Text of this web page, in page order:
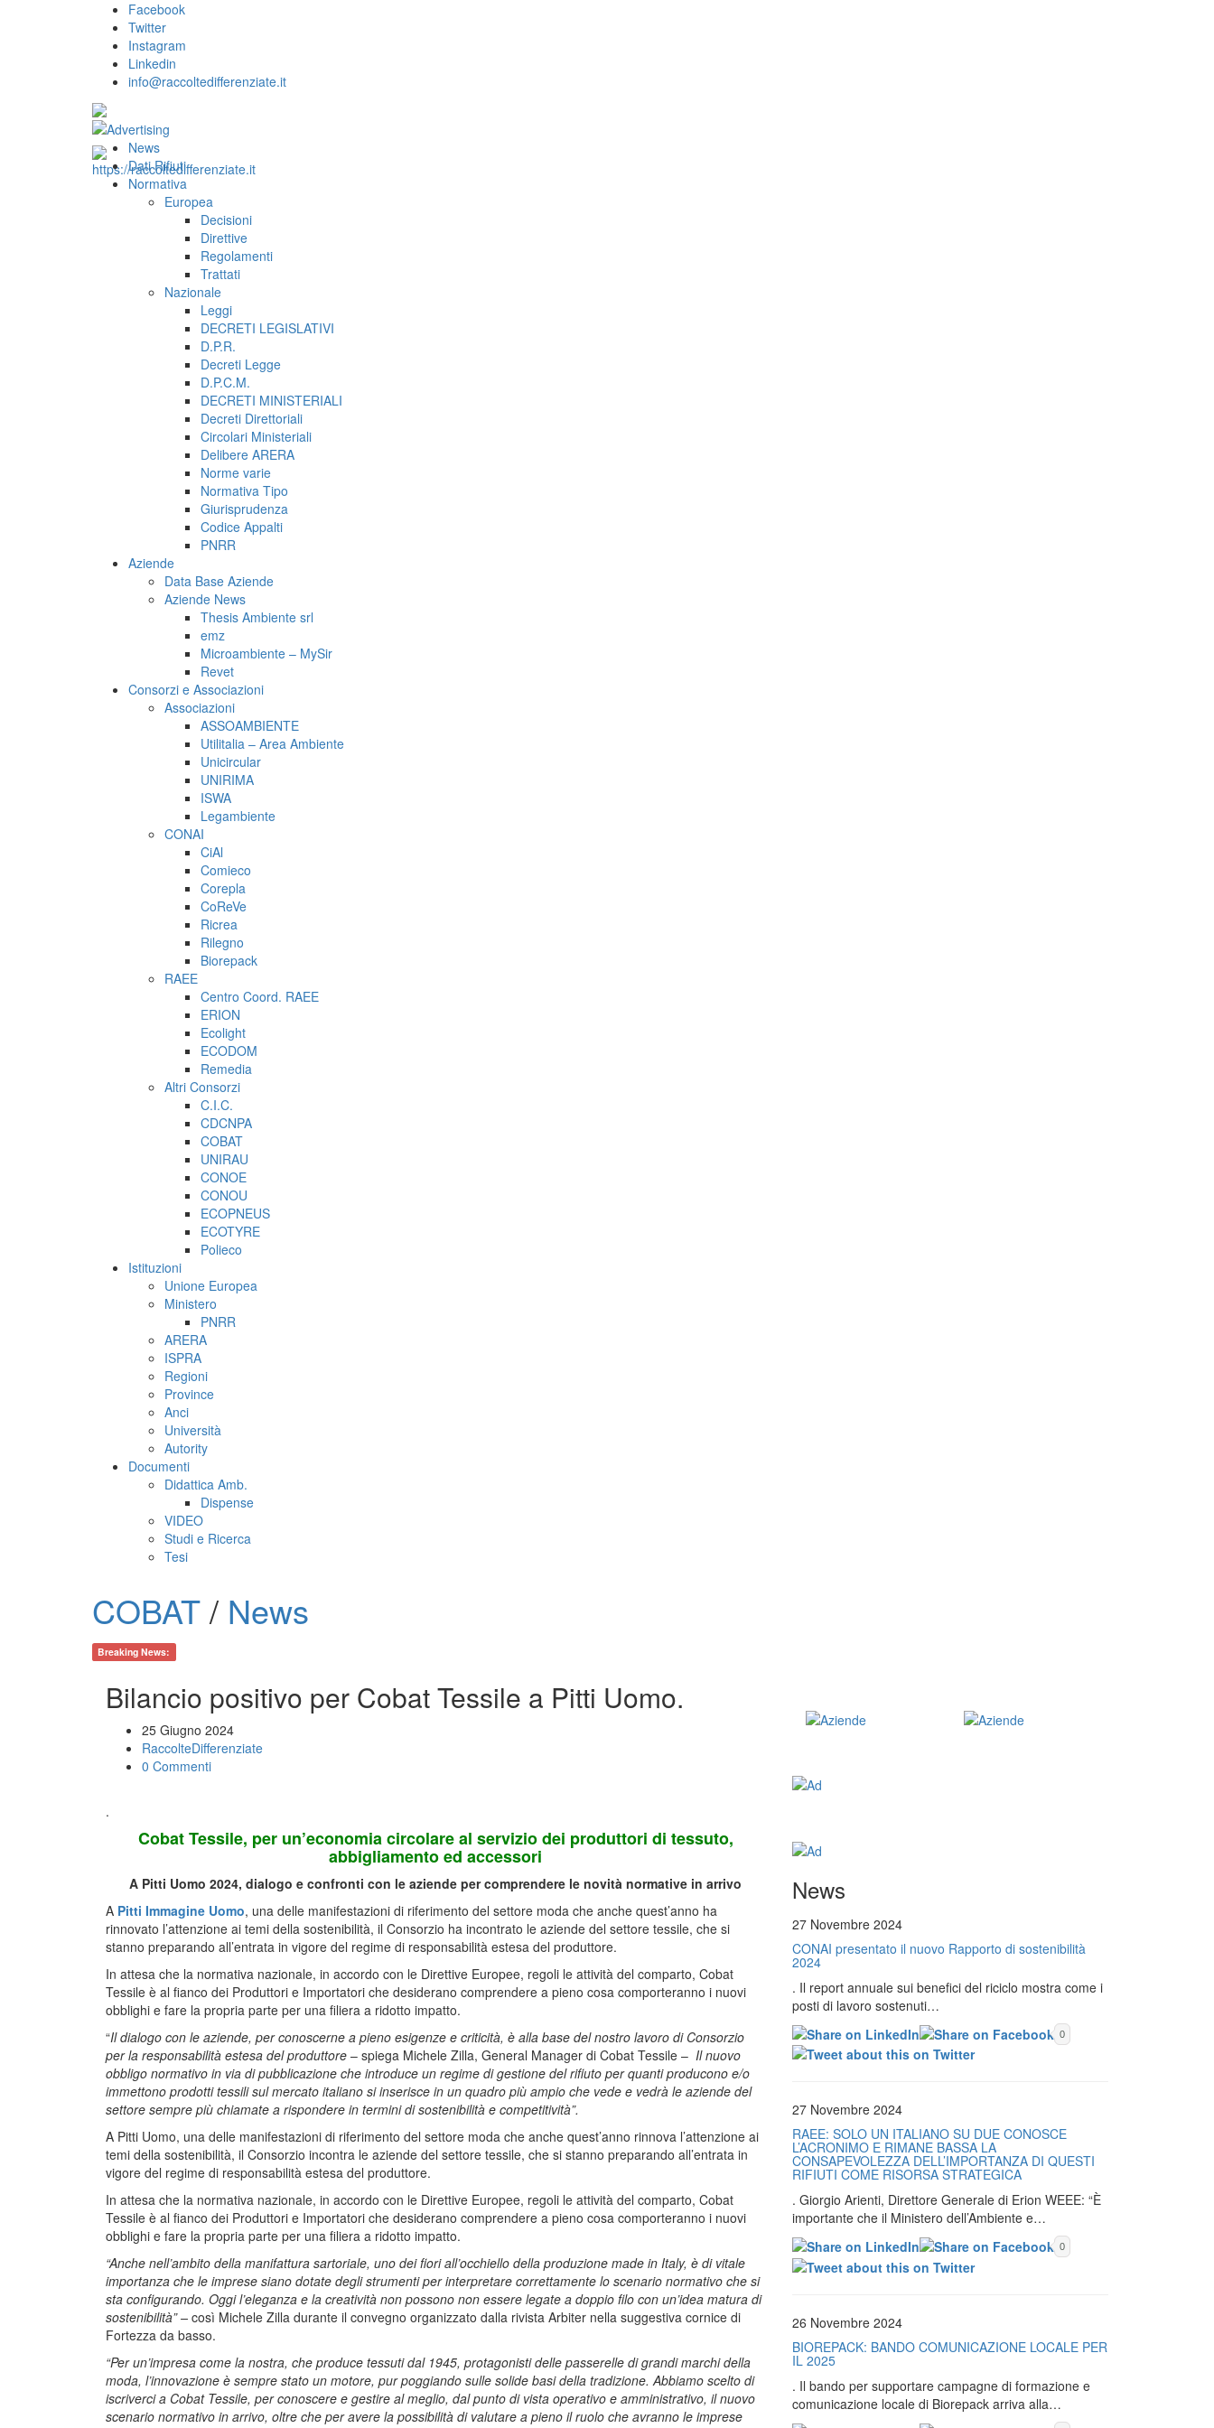
Facebook
Twitter
Instagram
Linkedin
info@raccoltedifferenziate.it
News
Dati Rifiuti
Normativa
Europea
Decisioni
Direttive
Regolamenti
Trattati
Nazionale
Leggi
DECRETI LEGISLATIVI
D.P.R.
Decreti Legge
D.P.C.M.
DECRETI MINISTERIALI
Decreti Direttoriali
Circolari Ministeriali
Delibere ARERA
Norme varie
Normativa Tipo
Giurisprudenza
Codice Appalti
PNRR
Aziende
Data Base Aziende
Aziende News
Thesis Ambiente srl
emz
Microambiente – MySir
Revet
Consorzi e Associazioni
Associazioni
ASSOAMBIENTE
Utilitalia – Area Ambiente
Unicircular
UNIRIMA
ISWA
Legambiente
CONAI
CiAl
Comieco
Corepla
CoReVe
Ricrea
Rilegno
Biorepack
RAEE
Centro Coord. RAEE
ERION
Ecolight
ECODOM
Remedia
Altri Consorzi
C.I.C.
CDCNPA
COBAT
UNIRAU
CONOE
CONOU
ECOPNEUS
ECOTYRE
Polieco
Istituzioni
Unione Europea
Ministero
PNRR
ARERA
ISPRA
Regioni
Province
Anci
Università
Autority
Documenti
Didattica Amb.
Dispense
VIDEO
Studi e Ricerca
Tesi
COBAT/ News
Breaking News:
Bilancio positivo per Cobat Tessile a Pitti Uomo.
25 Giugno 2024
RaccolteDifferenziate
0 Commenti
.
Cobat Tessile, per un’economia circolare al servizio dei produttori di tessuto,
abbigliamento ed accessori
A Pitti Uomo 2024, dialogo e confronti con le aziende per comprendere le novità normative in arrivo
A Pitti Immagine Uomo, una delle manifestazioni di riferimento del settore moda che anche quest’anno ha
rinnovato l’attenzione ai temi della sostenibilità, il Consorzio ha incontrato le aziende del settore tessile, che si
stanno preparando all’entrata in vigore del regime di responsabilità estesa del produttore.
In attesa che la normativa nazionale, in accordo con le Direttive Europee, regoli le attività del comparto, Cobat
Tessile è al fianco dei Produttori e Importatori che desiderano comprendere a pieno cosa comporteranno i nuovi
obblighi e fare la propria parte per una filiera a ridotto impatto.
“Il dialogo con le aziende, per conoscerne a pieno esigenze e criticità, è alla base del nostro lavoro di Consorzio
per la responsabilità estesa del produttore – spiega Michele Zilla, General Manager di Cobat Tessile – Il nuovo
obbligo normativo in via di pubblicazione che introduce un regime di gestione del rifiuto per quanti producono e/o
immettono prodotti tessili sul mercato italiano si inserisce in un quadro più ampio che vede e vedrà le aziende del
settore sempre più chiamate a rispondere in termini di sostenibilità e competitività”.
A Pitti Uomo, una delle manifestazioni di riferimento del settore moda che anche quest’anno rinnova l’attenzione ai
temi della sostenibilità, il Consorzio incontra le aziende del settore tessile, che si stanno preparando all’entrata in
vigore del regime di responsabilità estesa del produttore.
In attesa che la normativa nazionale, in accordo con le Direttive Europee, regoli le attività del comparto, Cobat
Tessile è al fianco dei Produttori e Importatori che desiderano comprendere a pieno cosa comporteranno i nuovi
obblighi e fare la propria parte per una filiera a ridotto impatto.
“Anche nell’ambito della manifattura sartoriale, uno dei fiori all’occhiello della produzione made in Italy, è di vitale
importanza che le imprese siano dotate degli strumenti per interpretare correttamente lo scenario normativo che si
sta configurando. Oggi l’eleganza e la creatività non possono non essere legate a doppio filo con un’idea matura di
sostenibilità” – così Michele Zilla durante il convegno organizzato dalla rivista Arbiter nella suggestiva cornice di
Fortezza da basso.
“Per un’impresa come la nostra, che produce tessuti dal 1945, protagonisti delle passerelle di grandi marchi della
moda, l’innovazione è sempre stato un motore, pur poggiando sulle solide basi della tradizione. Abbiamo scelto di
iscriverci a Cobat Tessile, per conoscere e gestire al meglio, dal punto di vista operativo e amministrativo, il nuovo
scenario normativo in arrivo, oltre che per avere la possibilità di valutare a pieno il ruolo che avranno le imprese
News
27 Novembre 2024
CONAI presentato il nuovo Rapporto di sostenibilità
2024
. Il report annuale sui benefici del riciclo mostra come i
posti di lavoro sostenuti…
0
27 Novembre 2024
RAEE: SOLO UN ITALIANO SU DUE CONOSCE
L’ACRONIMO E RIMANE BASSA LA
CONSAPEVOLEZZA DELL’IMPORTANZA DI QUESTI
RIFIUTI COME RISORSA STRATEGICA
. Giorgio Arienti, Direttore Generale di Erion WEEE: “È
importante che il Ministero dell’Ambiente e…
0
26 Novembre 2024
BIOREPACK: BANDO COMUNICAZIONE LOCALE PER
IL 2025
. Il bando per supportare campagne di formazione e
comunicazione locale di Biorepack arriva alla…